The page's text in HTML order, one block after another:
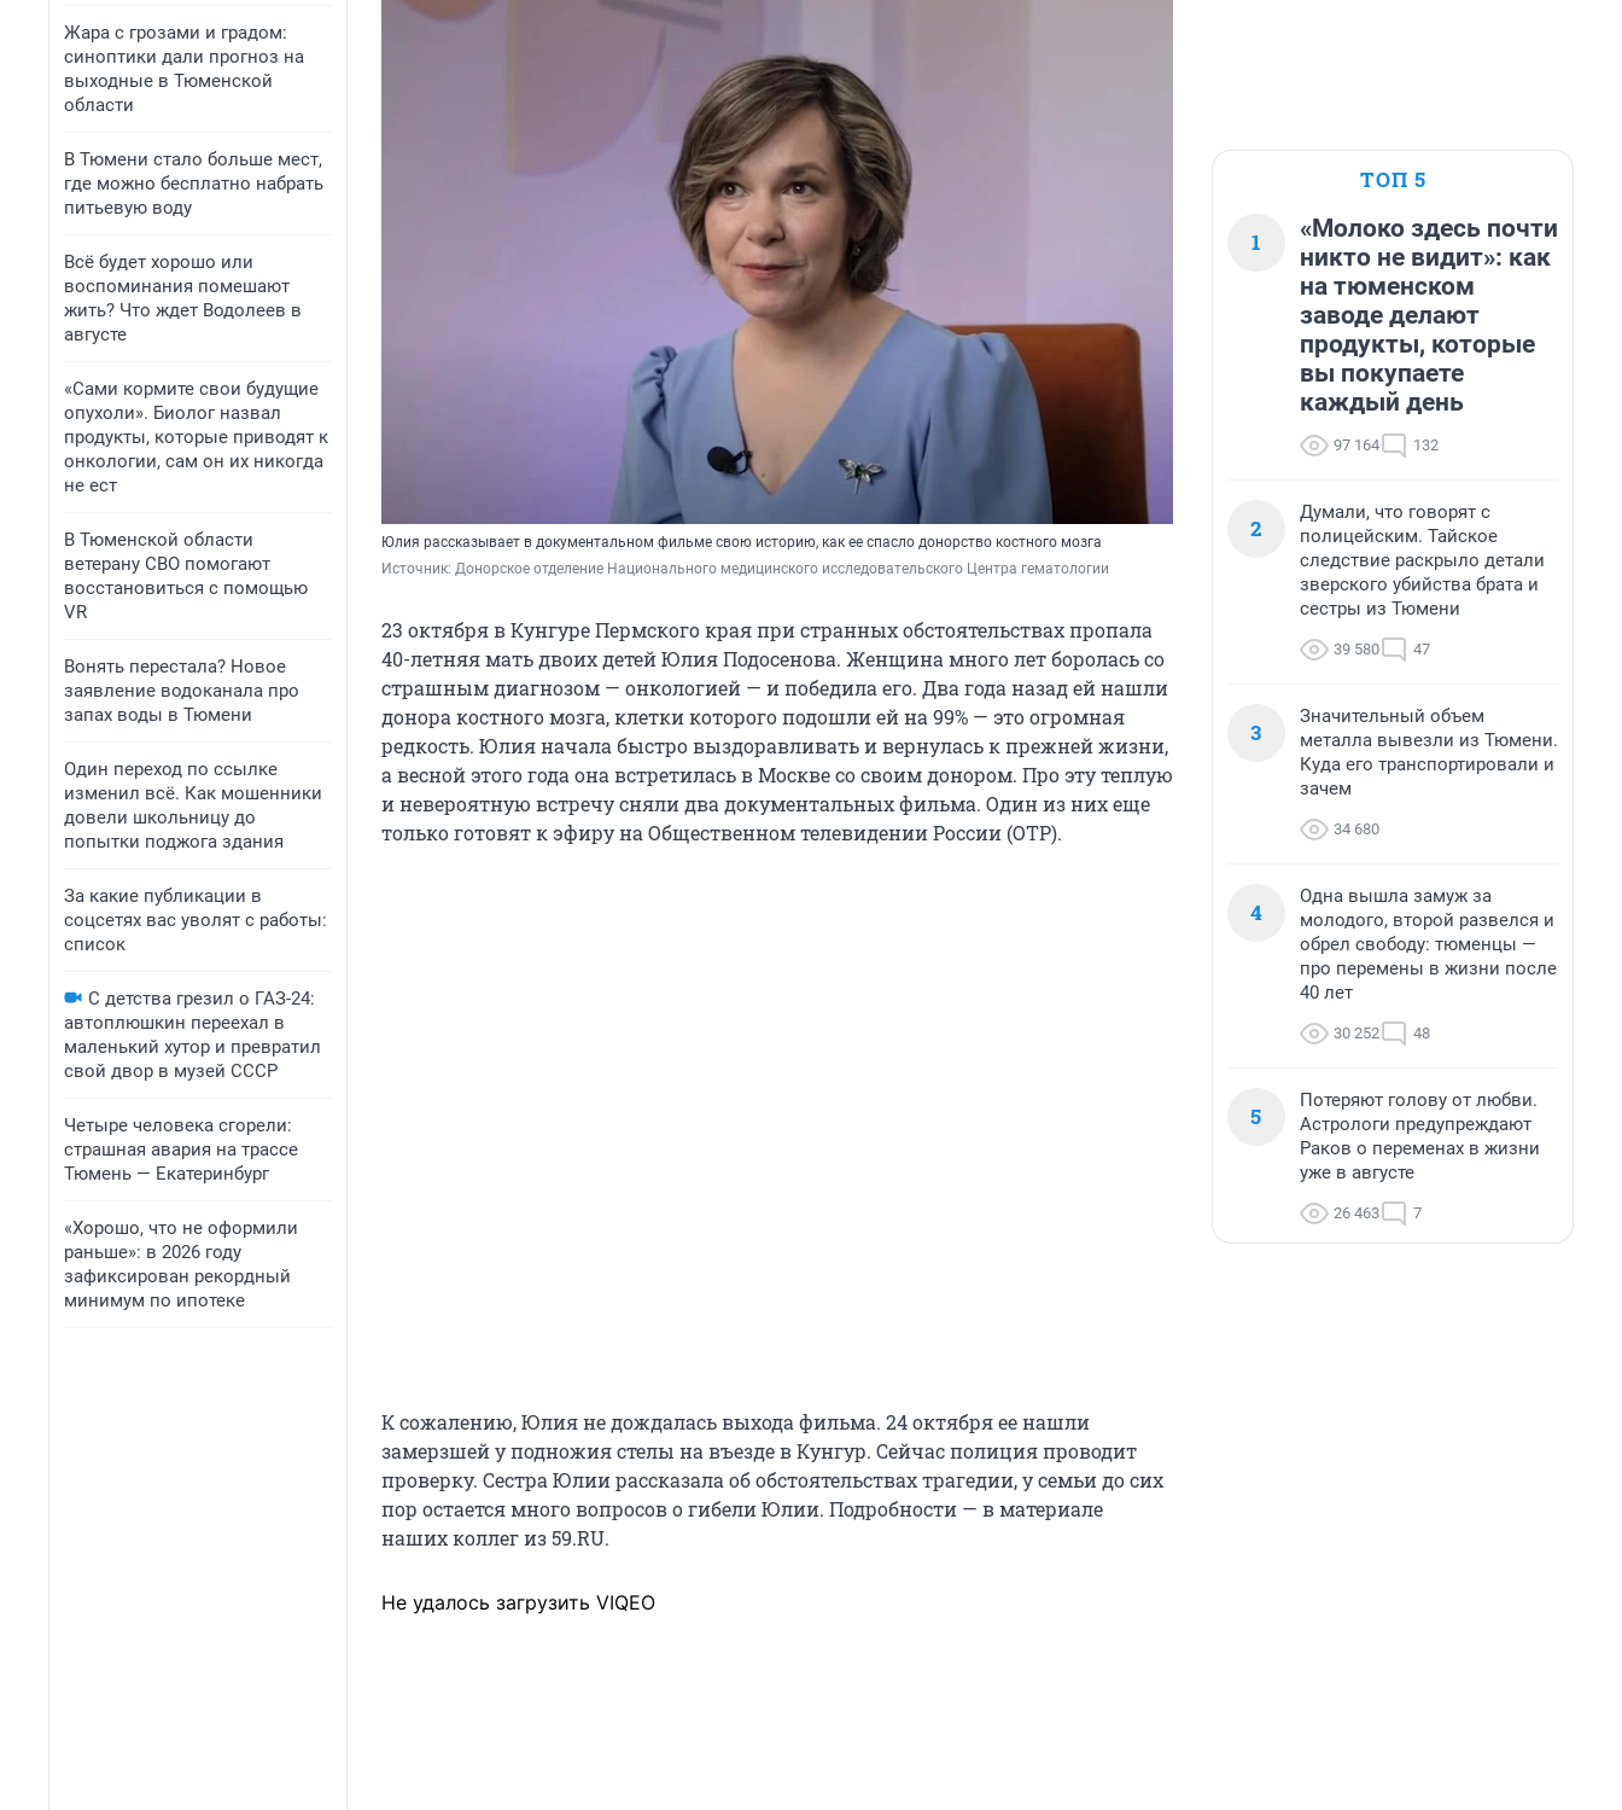
Жара с грозами и градом:
синоптики дали прогноз на
выходные в Тюменской
области
В Тюмени стало больше мест,
где можно бесплатно набрать
питьевую воду
Всё будет хорошо или
воспоминания помешают
жить? Что ждет Водолеев в
августе
«Сами кормите свои будущие
опухоли». Биолог назвал
продукты, которые приводят к
онкологии, сам он их никогда
не ест
В Тюменской области
ветерану СВО помогают
восстановиться с помощью
VR
Вонять перестала? Новое
заявление водоканала про
запах воды в Тюмени
Один переход по ссылке
изменил всё. Как мошенники
довели школьницу до
попытки поджога здания
За какие публикации в
соцсетях вас уволят с работы:
список
С детства грезил о ГАЗ-24:
автоплюшкин переехал в
маленький хутор и превратил
свой двор в музей СССР
Четыре человека сгорели:
страшная авария на трассе
Тюмень — Екатеринбург
«Хорошо, что не оформили
раньше»: в 2026 году
зафиксирован рекордный
минимум по ипотеке
Юлия рассказывает в документальном фильме свою историю, как ее спасло донорство костного мозга
Источник: Донорское отделение Национального медицинского исследовательского Центра гематологии
23 октября в Кунгуре Пермского края при странных обстоятельствах пропала
40-летняя мать двоих детей Юлия Подосенова. Женщина много лет боролась со
страшным диагнозом — онкологией — и победила его. Два года назад ей нашли
донора костного мозга, клетки которого подошли ей на 99% — это огромная
редкость. Юлия начала быстро выздоравливать и вернулась к прежней жизни,
а весной этого года она встретилась в Москве со своим донором. Про эту теплую
и невероятную встречу сняли два документальных фильма. Один из них еще
только готовят к эфиру на Общественном телевидении России (ОТР).
К сожалению, Юлия не дождалась выхода фильма. 24 октября ее нашли
замерзшей у подножия стелы на въезде в Кунгур. Сейчас полиция проводит
проверку. Сестра Юлии рассказала об обстоятельствах трагедии, у семьи до сих
пор остается много вопросов о гибели Юлии. Подробности — в материале
наших коллег из 59.RU.
Не удалось загрузить VIQEO
ТОП 5
1
«Молоко здесь почти
никто не видит»: как
на тюменском
заводе делают
продукты, которые
вы покупаете
каждый день
97 164 132
2
Думали, что говорят с
полицейским. Тайское
следствие раскрыло детали
зверского убийства брата и
сестры из Тюмени
39 580 47
3
Значительный объем
металла вывезли из Тюмени.
Куда его транспортировали и
зачем
34 680
4
Одна вышла замуж за
молодого, второй развелся и
обрел свободу: тюменцы —
про перемены в жизни после
40 лет
30 252 48
5
Потеряют голову от любви.
Астрологи предупреждают
Раков о переменах в жизни
уже в августе
26 463 7